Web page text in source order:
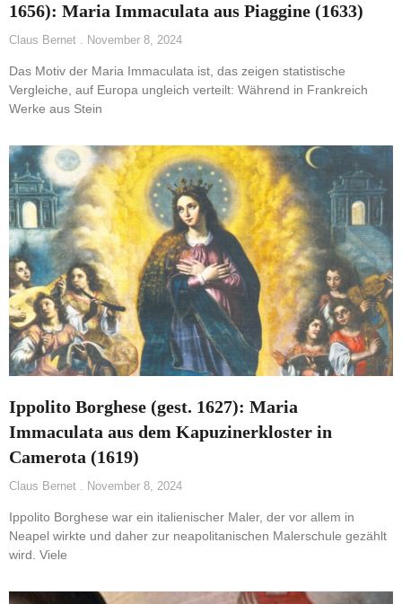
1656): Maria Immaculata aus Piaggine (1633)
Claus Bernet November 8, 2024
Das Motiv der Maria Immaculata ist, das zeigen statistische
Vergleiche, auf Europa ungleich verteilt: Während in Frankreich
Werke aus Stein
Ippolito Borghese (gest. 1627): Maria
Immaculata aus dem Kapuzinerkloster in
Camerota (1619)
Claus Bernet November 8, 2024
Ippolito Borghese war ein italienischer Maler, der vor allem in
Neapel wirkte und daher zur neapolitanischen Malerschule gezählt
wird. Viele